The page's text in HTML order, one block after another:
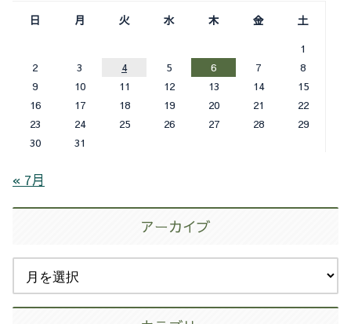
日 月 火 水 木 金
土
1
2
3 4 5 6 7
8
9
10 11 12 13 14
15
16
17 18 19 20 21
22
23
24 25 26 27 28
29
30
31
« 7月
アーカイブ